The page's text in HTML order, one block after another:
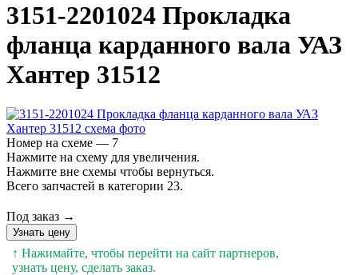
3151-2201024 Прокладка
фланца карданного вала УАЗ
Хантер 31512
Номер на схеме — 7
Нажмите на схему для увеличения.
Нажмите вне схемы чтобы вернуться.
Всего запчастей в категории 23.
Под заказ →
Узнать цену
↑ Нажимайте, чтобы перейти на сайт партнеров,
узнать цену, сделать заказ.